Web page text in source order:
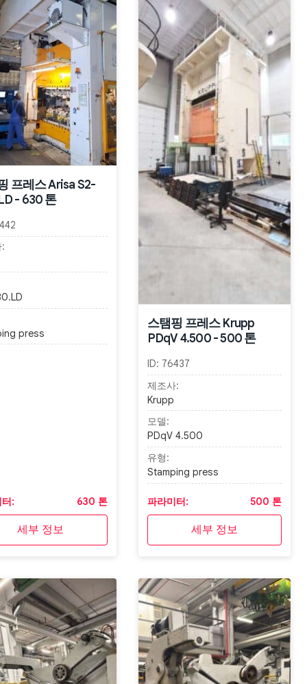
프레스 Arisa S2-
- 630 톤
press
: 630 톤
세부 정보
스탬핑 프레스 Krupp
PDqV 4.500 - 500 톤
ID: 76437
제조사:
Krupp
모델:
PDqV 4.500
유형:
Stamping press
파라미터: 500 톤
세부 정보